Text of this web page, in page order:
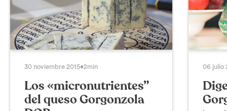
30 noviembre 2015•2min
Los «micronutrientes”
del queso Gorgonzola
06 julio